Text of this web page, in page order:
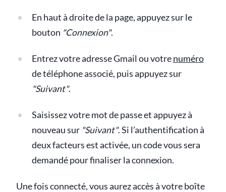
En haut à droite de la page, appuyez sur le
bouton "Connexion".
Entrez votre adresse Gmail ou votrenuméro
de téléphone associé, puis appuyez sur
"Suivant".
Saisissez votre mot de passe et appuyez à
nouveau sur "Suivant". Si l’authentification à
deux facteurs est activée, un code vous sera
demandé pour finaliser la connexion.
Une fois connecté, vous aurez accès à votre boîte